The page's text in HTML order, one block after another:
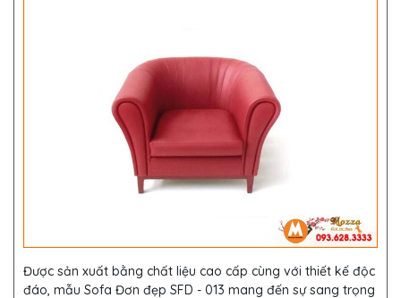
Được sản xuất bằng chất liệu cao cấp cùng với thiết kế độc
đáo, mẫu Sofa Đơn đẹp SFD - 013 mang đến sự sang trọng